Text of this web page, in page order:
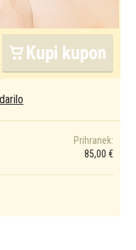
Kupi kupon
Prihranek:
85,00 €